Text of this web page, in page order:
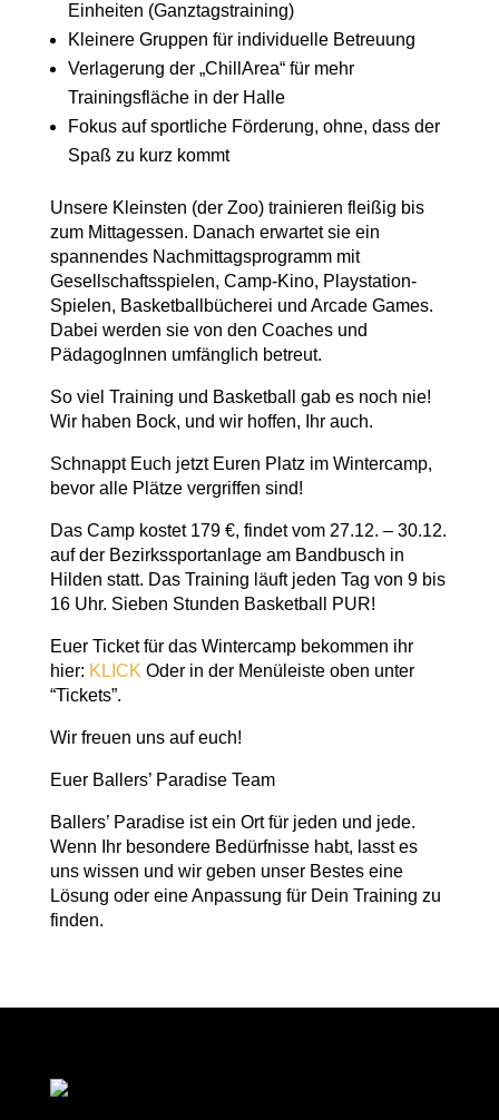
Einheiten (Ganztagstraining)
Kleinere Gruppen für individuelle Betreuung
Verlagerung der „ChillArea“ für mehr
Trainingsfläche in der Halle
Fokus auf sportliche Förderung, ohne, dass der
Spaß zu kurz kommt
Unsere Kleinsten (der Zoo) trainieren fleißig bis
zum Mittagessen. Danach erwartet sie ein
spannendes Nachmittagsprogramm mit
Gesellschaftsspielen, Camp-Kino, Playstation-
Spielen, Basketballbücherei und Arcade Games.
Dabei werden sie von den Coaches und
PädagogInnen umfänglich betreut.
So viel Training und Basketball gab es noch nie!
Wir haben Bock, und wir hoffen, Ihr auch.
Schnappt Euch jetzt Euren Platz im Wintercamp,
bevor alle Plätze vergriffen sind!
Das Camp kostet 179 €, findet vom 27.12. – 30.12.
auf der Bezirkssportanlage am Bandbusch in
Hilden statt. Das Training läuft jeden Tag von 9 bis
16 Uhr. Sieben Stunden Basketball PUR!
Euer Ticket für das Wintercamp bekommen ihr
hier: KLICK Oder in der Menüleiste oben unter
“Tickets”.
Wir freuen uns auf euch!
Euer Ballers’ Paradise Team
Ballers’ Paradise ist ein Ort für jeden und jede.
Wenn Ihr besondere Bedürfnisse habt, lasst es
uns wissen und wir geben unser Bestes eine
Lösung oder eine Anpassung für Dein Training zu
finden.